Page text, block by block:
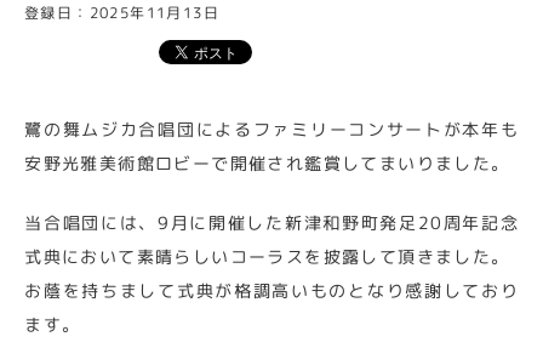
登録日：2025年11月13日
鷺の舞ムジカ合唱団によるファミリーコンサートが本年も
安野光雅美術館ロビーで開催され鑑賞してまいりました。
当合唱団には、9月に開催した新津和野町発足20周年記念
式典において素晴らしいコーラスを披露して頂きました。
お蔭を持ちまして式典が格調高いものとなり感謝しており
ます。